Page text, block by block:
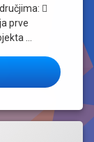

prve
…
škole i